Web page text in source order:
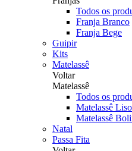
Todos os
Franja Branco
Franja Bege
Guipir
Kits
Matelassê
Voltar
Matelassê
Todos os
Matelassê Liso
Matelassê
Natal
Passa Fita